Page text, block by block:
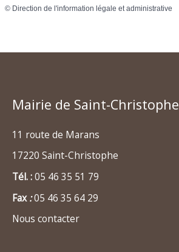
© Direction de l'information légale et administrative
Mairie de Saint-Christophe
11 route de Marans
17220 Saint-Christophe
Tél. :05 46 35 51 79
Fax:05 46 35 64 29
Nous contacter